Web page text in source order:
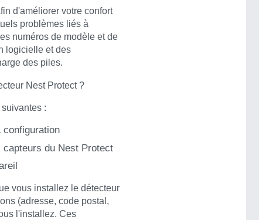
d'améliorer votre confort
problèmes liés à
numéros de modèle et de
logicielle et des
des piles.
Nest Protect ?
:
configuration
capteurs du Nest Protect
vous installez le détecteur
(adresse, code postal,
l'installez. Ces